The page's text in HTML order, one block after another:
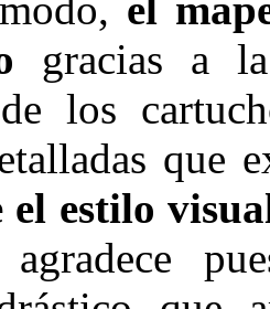
el
gracias a
los
que
el estilo